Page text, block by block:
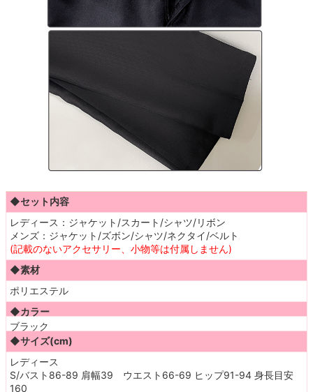
◆セット内容
レディース：ジャケット/スカート/シャツ/リボン
メンズ：ジャケット/ズボン/シャツ/ネクタイ/ベルト
(記載のないアクセサリー、小物等は付属しません)
◆素材
ポリエステル
◆カラー
ブラック
◆サイズ(cm)
レディース
S/バスト86-89 肩幅39 ウエスト66-69 ヒップ91-94 身長目安
160